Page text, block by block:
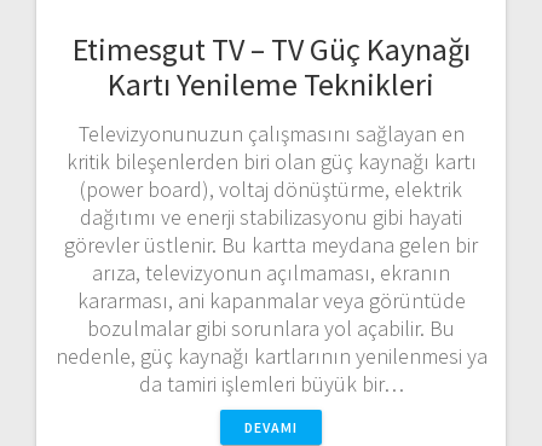
Etimesgut TV – TV Güç Kaynağı
Kartı Yenileme Teknikleri
Televizyonunuzun çalışmasını sağlayan en
kritik bileşenlerden biri olan güç kaynağı kartı
(power board), voltaj dönüştürme, elektrik
dağıtımı ve enerji stabilizasyonu gibi hayati
görevler üstlenir. Bu kartta meydana gelen bir
arıza, televizyonun açılmaması, ekranın
kararması, ani kapanmalar veya görüntüde
bozulmalar gibi sorunlara yol açabilir. Bu
nedenle, güç kaynağı kartlarının yenilenmesi ya
da tamiri işlemleri büyük bir…
DEVAMI